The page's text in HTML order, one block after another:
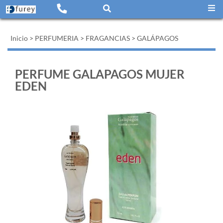
Inicio > PERFUMERIA > FRAGANCIAS > GALÁPAGOS
PERFUME GALAPAGOS MUJER
EDEN